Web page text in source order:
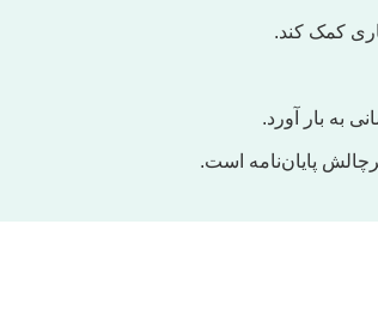
کمک کند.
به بار آورد.
پایان‌نامه است.